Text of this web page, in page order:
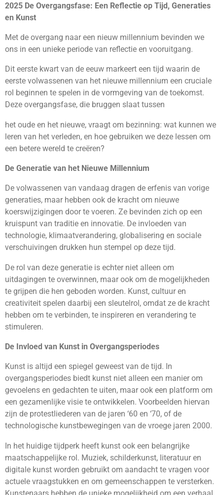
2025 De Overgangsfase: Een Reflectie op Tijd, Generaties
en Kunst
Met de overgang naar een nieuw millennium bevinden we
ons in een unieke periode van reflectie en vooruitgang.
Dit eerste kwart van de eeuw markeert een tijd waarin de
eerste volwassenen van het nieuwe millennium een cruciale
rol beginnen te spelen in de vormgeving van de toekomst.
Deze overgangsfase, die bruggen slaat tussen
het oude en het nieuwe, vraagt om bezinning: wat kunnen we
leren van het verleden, en hoe gebruiken we deze lessen om
een betere wereld te creëren?
De Generatie van het Nieuwe Millennium
De volwassenen van vandaag dragen de erfenis van vorige
generaties, maar hebben ook de kracht om nieuwe
koerswijzigingen door te voeren. Ze bevinden zich op een
kruispunt van traditie en innovatie. De invloeden van
technologie, klimaatverandering, globalisering en sociale
verschuivingen drukken hun stempel op deze tijd.
De rol van deze generatie is echter niet alleen om
uitdagingen te overwinnen, maar ook om de mogelijkheden
te grijpen die hen geboden worden. Kunst, cultuur en
creativiteit spelen daarbij een sleutelrol, omdat ze de kracht
hebben om te verbinden, te inspireren en verandering te
stimuleren.
De Invloed van Kunst in Overgangsperiodes
Kunst is altijd een spiegel geweest van de tijd. In
overgangsperiodes biedt kunst niet alleen een manier om
gevoelens en gedachten te uiten, maar ook een platform om
een gezamenlijke visie te ontwikkelen. Voorbeelden hiervan
zijn de protestliederen van de jaren ‘60 en ‘70, of de
technologische kunstbewegingen van de vroege jaren 2000.
In het huidige tijdperk heeft kunst ook een belangrijke
maatschappelijke rol. Muziek, schilderkunst, literatuur en
digitale kunst worden gebruikt om aandacht te vragen voor
actuele vraagstukken en om gemeenschappen te versterken.